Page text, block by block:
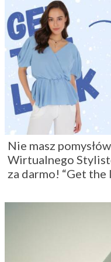
Nie masz
Wirtualnego
za darmo! “Get the